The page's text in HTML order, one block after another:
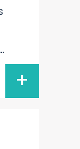
...
+